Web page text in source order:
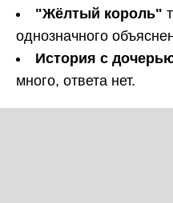
"Жёлтый король"
однозначного
История с
много, ответа нет.